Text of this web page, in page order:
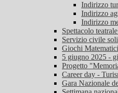
Indirizzo
Indirizzo
Indirizzo
Spettacolo
Servizio civile
Giochi
5 giugno 2025 -
Progetto
Career day -
Gara Nazionale